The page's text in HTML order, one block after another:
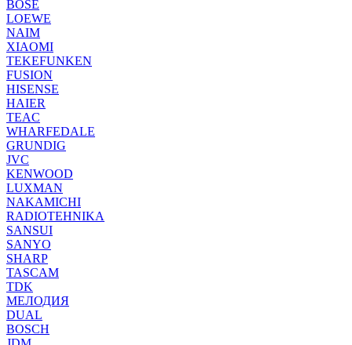
BOSE
LOEWE
NAIM
XIAOMI
TEKEFUNKEN
FUSION
HISENSE
HAIER
TEAC
WHARFEDALE
GRUNDIG
JVC
KENWOOD
LUXMAN
NAKAMICHI
RADIOTEHNIKA
SANSUI
SANYO
SHARP
TASCAM
TDK
МЕЛОДИЯ
DUAL
BOSCH